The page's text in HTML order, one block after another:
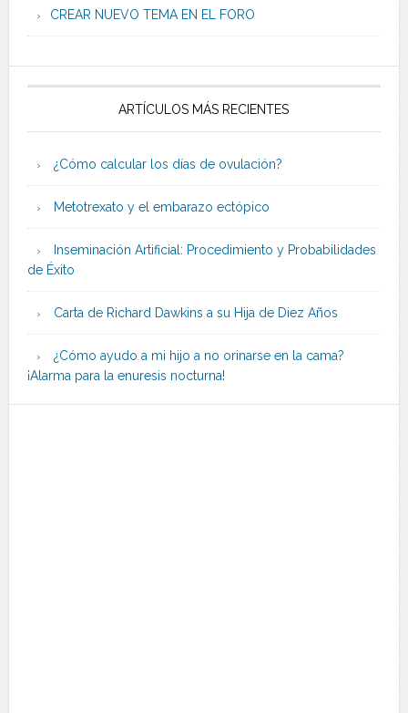
CREAR NUEVO TEMA EN EL FORO
ARTÍCULOS MÁS RECIENTES
¿Cómo calcular los días de ovulación?
Metotrexato y el embarazo ectópico
Inseminación Artificial: Procedimiento y Probabilidades
de Éxito
Carta de Richard Dawkins a su Hija de Diez Años
¿Cómo ayudo a mi hijo a no orinarse en la cama?
¡Alarma para la enuresis nocturna!